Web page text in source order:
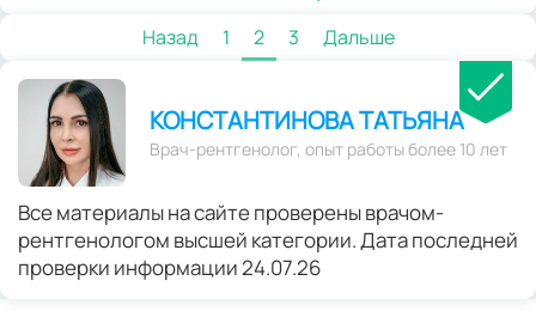
Назад 1 2 3 Дальше
КОНСТАНТИНОВА ТАТЬЯНА
Врач-рентгенолог, опыт работы более 10 лет
Все материалы на сайте проверены врачом-
рентгенологом высшей категории. Дата последней
проверки информации 24.07.26